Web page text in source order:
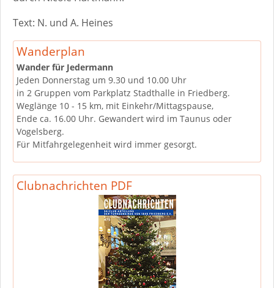
Text: N. und A. Heines
Wanderplan
Wander für Jedermann
Jeden Donnerstag um 9.30 und 10.00 Uhr
in 2 Gruppen vom Parkplatz Stadthalle in Friedberg.
Weglänge 10 - 15 km, mit Einkehr/Mittagspause,
Ende ca. 16.00 Uhr. Gewandert wird im Taunus oder
Vogelsberg.
Für Mitfahrgelegenheit wird immer gesorgt.
Clubnachrichten PDF